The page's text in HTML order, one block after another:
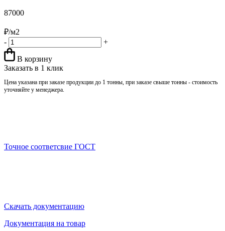
87000
₽/м2
-
+
В корзину
Заказать в 1 клик
Цена указана при заказе продукции до 1 тонны, при заказе свыше тонны - стоимость
уточняйте у менеджера.
Точное соответсвие ГОСТ
Скачать документацию
Документация на товар